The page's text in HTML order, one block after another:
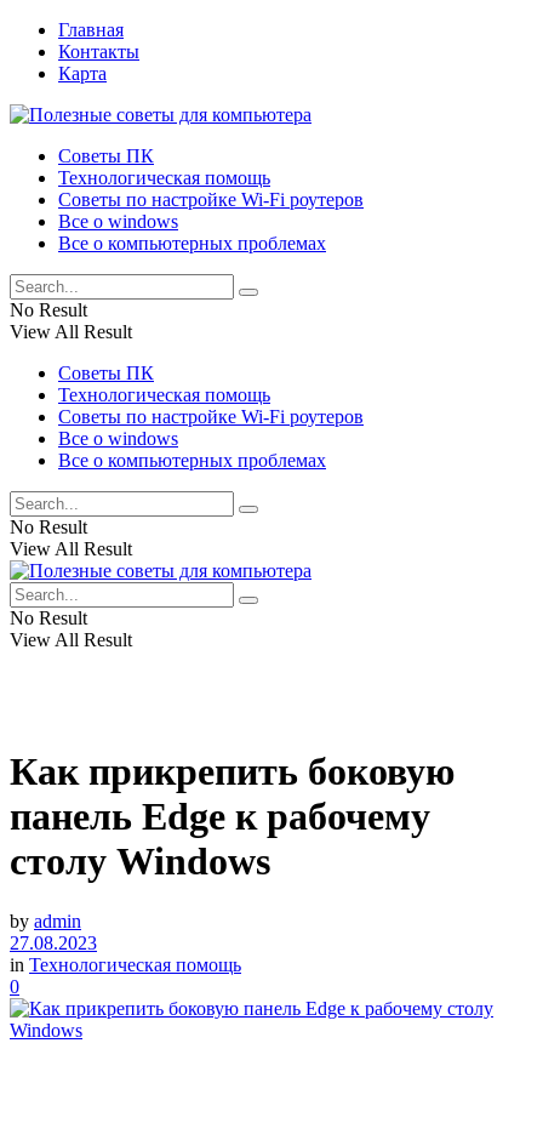
Главная
Контакты
Карта
Советы ПК
Технологическая помощь
Советы по настройке Wi-Fi роутеров
Все о windows
Все о компьютерных проблемах
No Result
View All Result
Советы ПК
Технологическая помощь
Советы по настройке Wi-Fi роутеров
Все о windows
Все о компьютерных проблемах
No Result
View All Result
No Result
View All Result
Как прикрепить боковую
панель Edge к рабочему
столу Windows
by admin
27.08.2023
in Технологическая помощь
0